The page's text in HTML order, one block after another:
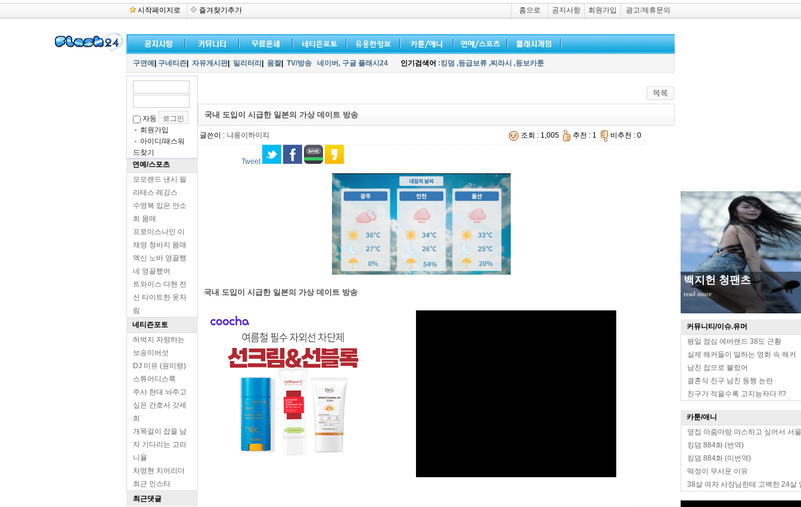
시작페이지로 즐겨찾기추가 홈으로 공지사항 회원가입 광고/제휴문의
백지헌 청팬츠
read more
커뮤니티/이슈.유머
평일 점심 에버랜드 38도 근황
실제 해커들이 말하는 영화 속 해커
남친 집으로 불렀어
결혼식 친구 남친 동행 논란
친구가 적을수록 고지능자다 !!?
카툰/애니
옆집 아줌마랑 야스하고 싶어서 서
킹덤 884화 (번역)
킹덤 884화 (미번역)
떡정이 무서운 이유
38살 여자 사장님한테 고백한 24살
구연예 구네티즌 자유게시판| 밀리터리 움짤| TV/방송 네이버, 구글 플래시24 인기검색어 :킹덤 ,등급보류 ,찌라시 ,등보카툰
자동
회원가입
아이디/패스워
드찾기
연예/스포츠
모모랜드 낸시 필
라테스 레깅스
수영복 입은 안소
희 몸매
프로미스나인 이
채영 청바지 몸매
엑신 노바 영끌했
네 영끌했어
트와이스 다현 전
신 타이트한 옷차
림
네티즌포토
허벅지 자랑하는
보송이버섯
DJ 미유 (원미령)
스튜어디스룩
주사 한대 놔주고
싶은 간호사 갓세
희
개목걸이 잡을 남
자 기다리는 고라
니율
차영현 치어리더
최근 인스타
최근댓글
국내 도입이 시급한 일본의 가상 데이트 방송
글쓴이 : 냐옹이하이킥 조회 : 1,005 추천 : 1 비추천 : 0
Tweet
국내 도입이 시급한 일본의 가상 데이트 방송